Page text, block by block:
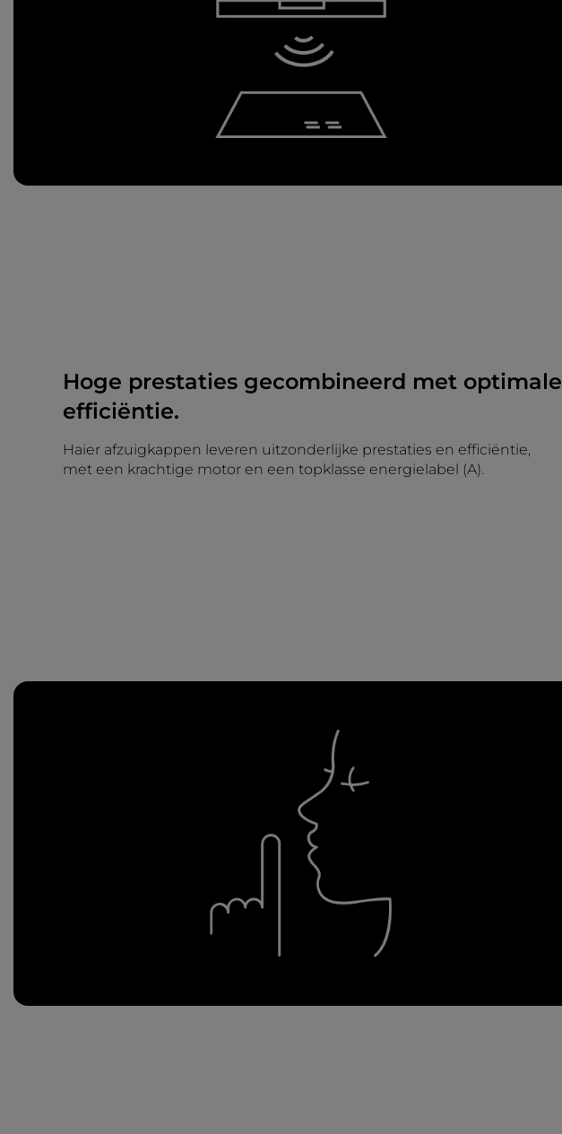
Hoge prestaties gecombineerd met optimale
efficiëntie.
Haier afzuigkappen leveren uitzonderlijke prestaties en efficiëntie,
met een krachtige motor en een topklasse energielabel (A).